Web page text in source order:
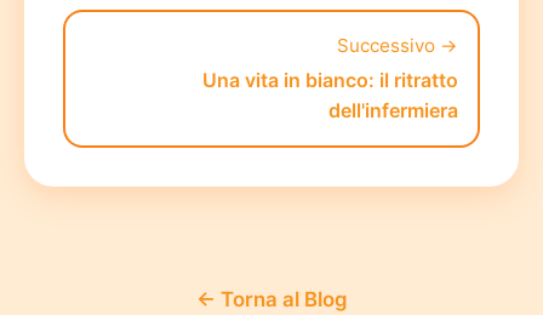
Successivo →
Una vita in bianco: il ritratto
dell'infermiera
← Torna al Blog